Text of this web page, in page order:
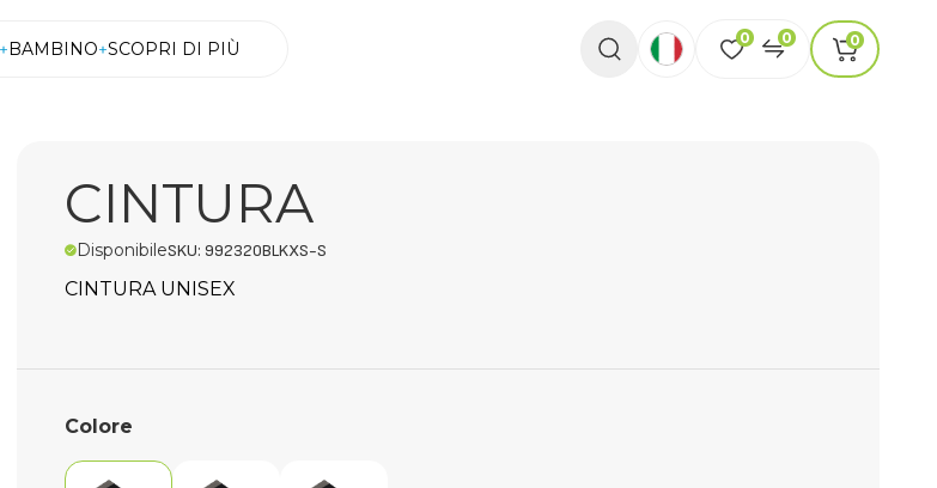
BAMBINO SCOPRI DI PIÙ
0 0 0
CINTURA
DisponibileSKU: 992320BLKXS-S
CINTURA UNISEX
Colore